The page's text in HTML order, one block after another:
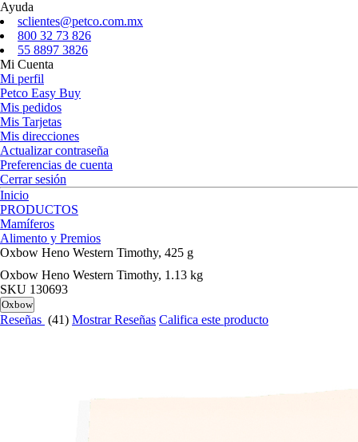
Ayuda
sclientes@petco.com.mx
800 32 73 826
55 8897 3826
Mi Cuenta
Mi perfil
Petco Easy Buy
Mis pedidos
Mis Tarjetas
Mis direcciones
Actualizar contraseña
Preferencias de cuenta
Cerrar sesión
Inicio
PRODUCTOS
Mamíferos
Alimento y Premios
Oxbow Heno Western Timothy, 425 g
Oxbow Heno Western Timothy, 1.13 kg
SKU 130693
Oxbow
Reseñas (41) Mostrar Reseñas Califica este producto